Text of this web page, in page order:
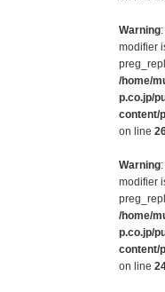
Warning
modifier
/home/
p.co.jp/
content/
on line
Warning
modifier
/home/
p.co.jp/
content/
on line